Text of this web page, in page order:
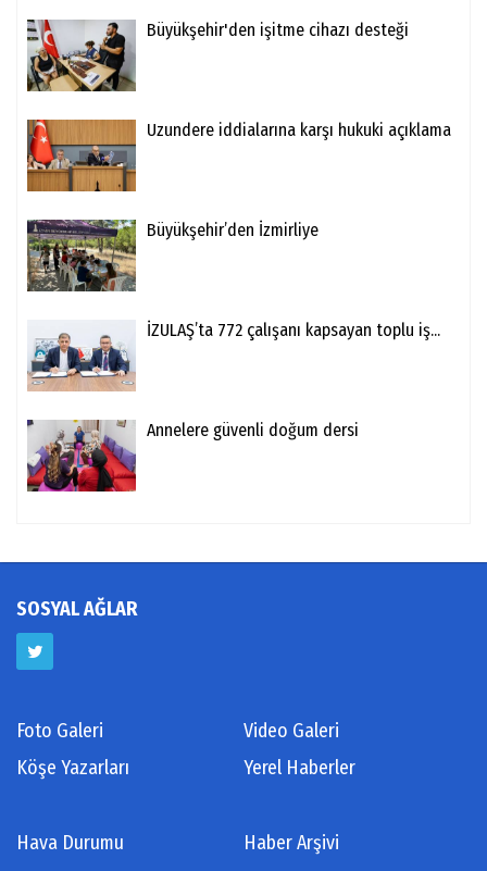
Büyükşehir'den işitme cihazı desteği
Uzundere iddialarına karşı hukuki açıklama
Büyükşehir’den İzmirliye
İZULAŞ’ta 772 çalışanı kapsayan toplu iş...
Annelere güvenli doğum dersi
SOSYAL AĞLAR
Foto Galeri
Video Galeri
Köşe Yazarları
Yerel Haberler
Hava Durumu Haber Arşivi